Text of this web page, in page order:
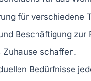
für verschiedene
Beschäftigung zur
Zuhause schaffen.
Bedürfnisse